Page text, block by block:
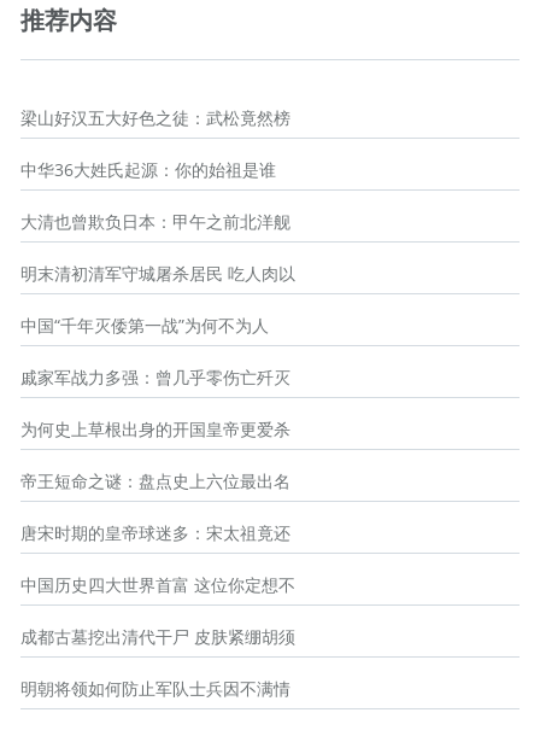
推荐内容
梁山好汉五大好色之徒：武松竟然榜
中华36大姓氏起源：你的始祖是谁
大清也曾欺负日本：甲午之前北洋舰
明末清初清军守城屠杀居民 吃人肉以
中国“千年灭倭第一战”为何不为人
戚家军战力多强：曾几乎零伤亡歼灭
为何史上草根出身的开国皇帝更爱杀
帝王短命之谜：盘点史上六位最出名
唐宋时期的皇帝球迷多：宋太祖竟还
中国历史四大世界首富 这位你定想不
成都古墓挖出清代干尸 皮肤紧绷胡须
明朝将领如何防止军队士兵因不满情